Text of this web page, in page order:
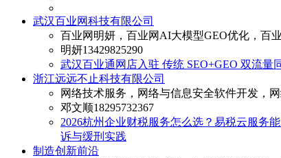
武汉百业网科技有限公司
百业网明妍，百业网AI大模型GEO优化，百业
明妍13429825290
武汉百业通网店入驻 传统 SEO+GEO 双流量
浙江远远不止科技有限公司
网络技术服务，网络与信息安全软件开发，
邓文顺18295732367
2026杭州企业财税服务怎么选？易税云服务
诉与缓刑实践
制造创新前沿